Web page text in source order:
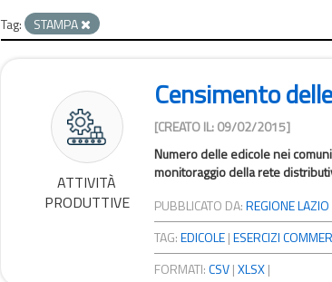
Tag: STAMPA
ATTIVITÀ
PRODUTTIVE
Censimento
[CREATO IL: 09/02/2015]
Numero delle edicole nei
monitoraggio della rete
PUBBLICATO DA:REGIONE LAZIO
TAG:EDICOLE |ESERCIZI
FORMATI:CSV |XLSX |